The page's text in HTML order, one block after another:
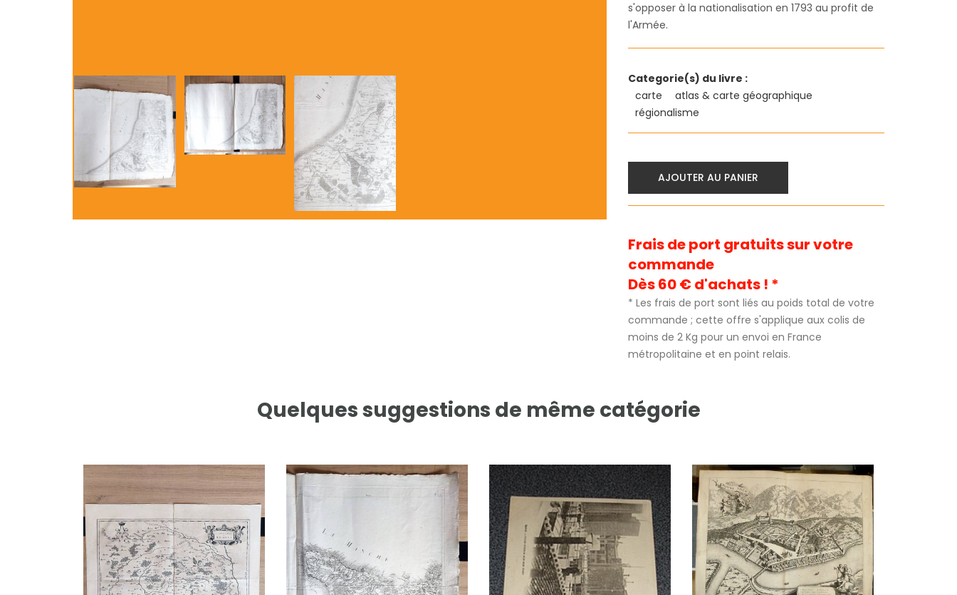
s'opposer à la nationalisation en 1793 au profit de
l'Armée.
Categorie(s) du livre :
carte
atlas & carte géographique
régionalisme
AJOUTER AU PANIER
Frais de port gratuits sur votre
commande
Dès 60 € d'achats ! *
* Les frais de port sont liés au poids total de votre
commande ; cette offre s'applique aux colis de
moins de 2 Kg pour un envoi en France
métropolitaine et en point relais.
Quelques suggestions de même catégorie